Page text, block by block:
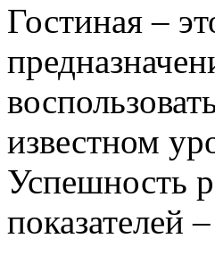
Гостиная –
известном
Успешность
показателей